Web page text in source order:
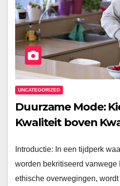
UNCATEGORIZED
Duurzame Mode:
Kwaliteit boven
Introductie: In een tijdperk
worden bekritiseerd vanwege
ethische overwegingen,